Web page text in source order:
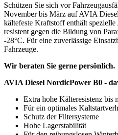
Schützen Sie sich vor
November bis März auf AVIA
kältefeste Kraftstoff enthält
resistent gegen die Bildung von
-28°C. Für eine zuverlässige
Fahrzeuge.
Wir beraten Sie gerne persönlich.
AVIA Diesel NordicPower B0 -
Extra hohe Kälteresistenz bis
Für ein optimales
Schutz der Filtersysteme
Hohe Lagerstabilität